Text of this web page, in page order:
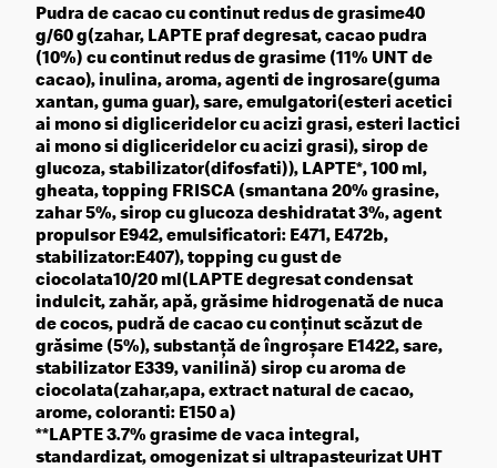
Pudra de cacao cu continut redus de grasime40
g/60 g(zahar, LAPTE praf degresat, cacao pudra
(10%) cu continut redus de grasime (11% UNT de
cacao), inulina, aroma, agenti de ingrosare(guma
xantan, guma guar), sare, emulgatori(esteri acetici
ai mono si digliceridelor cu acizi grasi, esteri lactici
ai mono si digliceridelor cu acizi grasi), sirop de
glucoza, stabilizator(difosfati)), LAPTE*, 100 ml,
gheata, topping FRISCA (smantana 20% grasine,
zahar 5%, sirop cu glucoza deshidratat 3%, agent
propulsor E942, emulsificatori: E471, E472b,
stabilizator:E407), topping cu gust de
ciocolata10/20 ml(LAPTE degresat condensat
indulcit, zahăr, apă, grăsime hidrogenată de nuca
de cocos, pudră de cacao cu conţinut scăzut de
grăsime (5%), substanţă de îngroşare E1422, sare,
stabilizator E339, vanilină) sirop cu aroma de
ciocolata(zahar,apa, extract natural de cacao,
arome, coloranti: E150 a)
**LAPTE 3.7% grasime de vaca integral,
standardizat, omogenizat si ultrapasteurizat UHT